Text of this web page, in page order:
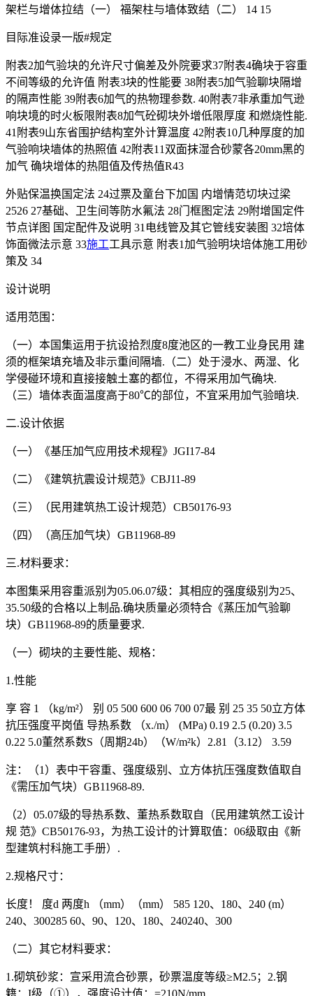
架栏与增体拉结（一） 福架柱与墙体致结（二） 14 15
目际准设录一版#规定
附表2加气验块的允许尺寸偏差及外院要求37附表4确块于容重
不间等级的允许值 附表3块的性能要 38附表5加气验聊块隔增
的隔声性能 39附表6加气的热物理参数. 40附表7非承重加气逊
响块境的时火板限附表8加气砼砌块外增低限厚度 和燃烧性能.
41附表9山东省围护结构室外计算温度 42附表10几种厚度的加
气验响块墙体的热照值 42附表11双面抹湿合砂蒙各20mm黑的
加气 确块增体的热阻值及传热值R43
外贴保温换国定法 24过票及童台下加国 内增情范切块过梁
2526 27基础、卫生间等防水氟法 28门框图定法 29附增国定件
节点详图 国定配件及说明 31电线管及其它管线安装图 32培体
饰面微法示意 33施工工具示意 附表1加气验明块培体施工用砂
策及 34
设计说明
适用范围：
（一）本国集运用于抗设拾烈度8度池区的一教工业身民用 建
须的框架填充墙及非示重间隔墙.（二）处于浸水、两湿、化
学侵碰环境和直接接触土塞的都位，不得采用加气确块.
（三）墙体表面温度高于80℃的部位，不宜采用加气验暗块.
二.设计依据
（一）《基压加气应用技术规程》JGI17-84
（二）《建筑抗震设计规范》CBJ11-89
（三）（民用建筑热工设计规范）CB50176-93
（四）（高压加气块）GB11968-89
三.材料要求：
本图集采用容重派别为05.06.07级：其相应的强度级别为25、
35.50级的合格以上制品.确块质量必须特合《蒸压加气验聊
块）GB11968-89的质量要求.
（一）砌块的主要性能、规格：
1.性能
享 容 1 （kg/m²） 别 05 500 600 06 700 07最 别 25 35 50立方体
抗压强度平岗值 导热系数 （x./m） (MPa) 0.19 2.5 (0.20) 3.5
0.22 5.0董然系数S（周期24b）（W/m²k）2.81（3.12） 3.59
注：（1）表中干容重、强度级别、立方体抗压强度数值取自
《需压加气块）GB11968-89.
（2）05.07级的导热系数、董热系数取自（民用建筑然工设计
规 范》CB50176-93，为热工设计的计算取值：06级取由《新
型建筑村科施工手册）.
2.规格尺寸：
长度！ 度d 两度h （mm）（mm） 585 120、180、240 (m）
240、300285 60、90、120、180、240240、300
（二）其它材料要求：
1.砌筑砂浆：宣采用流合砂票，砂票温度等级≥M2.5；2.钢